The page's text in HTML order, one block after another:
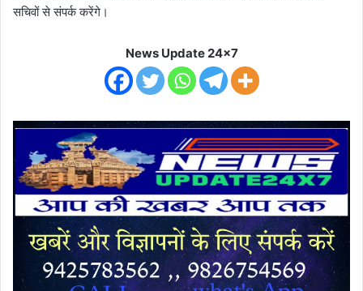
सचिवों से संपर्क करेंगे।
News Update 24x7